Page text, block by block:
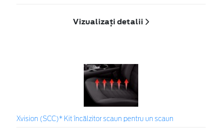
Vizualizați detalii
Xvision (SCC)* Kit încălzitor scaun pentru un scaun